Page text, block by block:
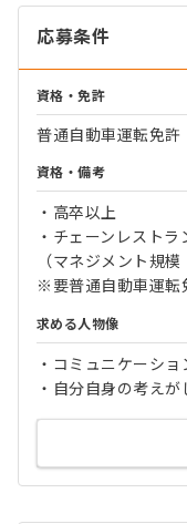
応募条件
資格・免許
普通自動車運転免許
資格・備考
・高卒以上
・チェーンレスト
（マネジメント規
※要普通自動車運転
求める人物像
・コミュニケーシ
・自分自身の考え